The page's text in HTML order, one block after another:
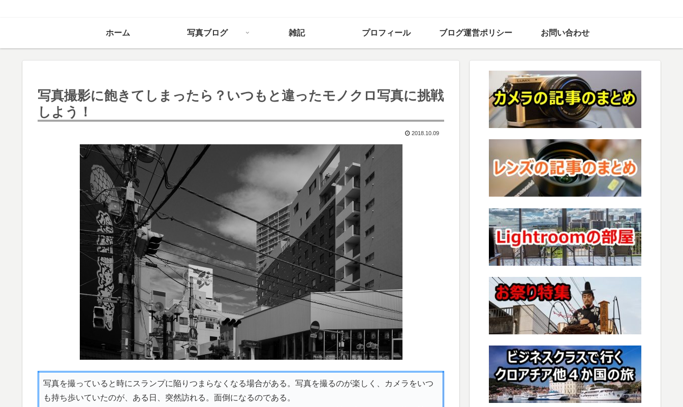
ホーム 写真ブログ 雑記 プロフィール ブログ運営ポリシー お問い合わせ
写真撮影に飽きてしまったら？いつもと違ったモノクロ写真に挑戦
しよう！
2018.10.09
写真を撮っていると時にスランプに陥りつまらなくなる場合がある。写真を撮るのが楽しく、カメラをいつ
も持ち歩いていたのが、ある日、突然訪れる。面倒になるのである。